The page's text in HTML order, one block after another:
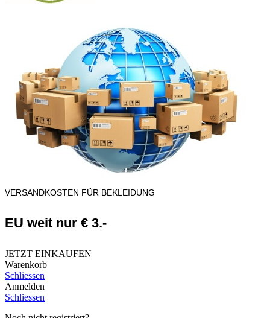
VERSANDKOSTEN FÜR BEKLEIDUNG
EU weit nur € 3.-
JETZT EINKAUFEN
Warenkorb
Schliessen
Anmelden
Schliessen